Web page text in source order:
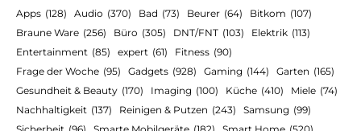
Apps (128) Audio (370) Bad (73) Beurer (64) Bitkom (107)
Braune Ware (256) Büro (305) DNT/FNT (103) Elektrik (113)
Entertainment (85) expert (61) Fitness (90)
Frage der Woche (95) Gadgets (928) Gaming (144) Garten (165)
Gesundheit & Beauty (170) Imaging (100) Küche (410) Miele (74)
Nachhaltigkeit (137) Reinigen & Putzen (243) Samsung (99)